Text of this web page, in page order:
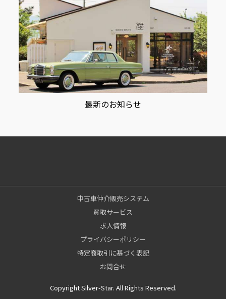
最新のお知らせ
中古車仲介販売システム
買取サービス
求人情報
プライバシーポリシー
特定商取引に基づく表記
お問合せ
Copyright Silver-Star. All Rights Reserved.